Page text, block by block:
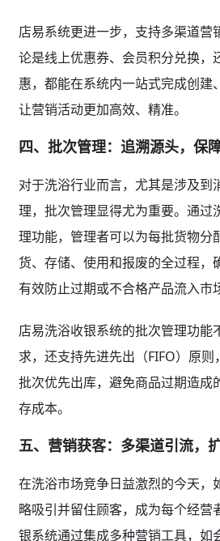
店易系统更进一步，支持多渠道营
论是线上优惠券、会员积分兑换，
惠，都能在系统内一站式完成创建
让营销活动更加高效、精准。
四、批次管理：追溯源头，保
对于洗浴行业而言，尤其是涉及到
理，批次管理显得尤为重要。通过
理功能，管理者可以为每批货物分
货、存储、使用和报废的全过程，
有效防止过期或不合格产品流入市
店易洗浴收银系统的批次管理功能
求，还支持先进先出（FIFO）原
批次优先出库，避免商品过期造成
存成本。
五、营销获客：多渠道引流，
在洗浴市场竞争日益激烈的今天，
略吸引并留住顾客，成为每个经营
银系统通过集成多种营销工具，如